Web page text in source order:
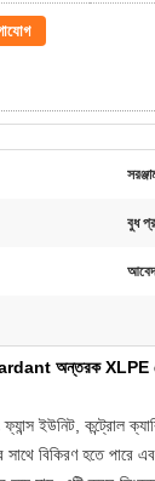
বুধ
retardant অন্তরক XLPE
ইউনিট, কন্ট্রোল
বিকিরণ হতে পারে